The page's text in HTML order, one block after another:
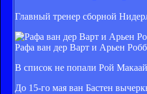
Главный тренер сборной
Рафа ван дер Варт и Арьен
В список не попали Рой
До 15-го мая ван Бастен